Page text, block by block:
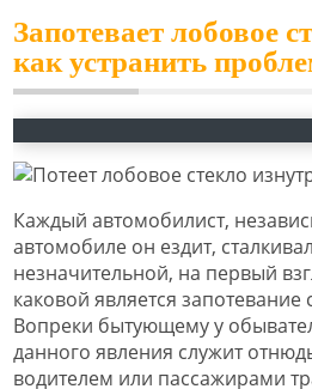
Запотевает лобовое
как устранить
Каждый автомобилист,
автомобиле он ездит,
незначительной, на первый
каковой является запотевание
Вопреки бытующему у
данного явления служит
водителем или пассажирами